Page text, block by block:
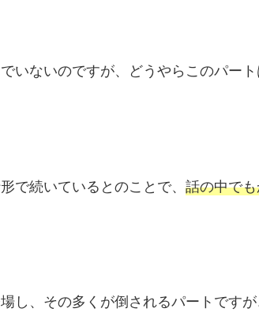
いないのですが、どうやらこのパー
で続いているとのことで、 話の中で
し、その多くが倒されるパートですが